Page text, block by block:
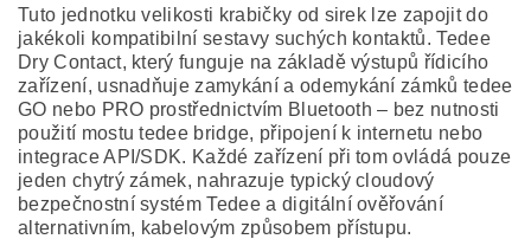
Tuto jednotku velikosti krabičky od sirek lze zapojit do
jakékoli kompatibilní sestavy suchých kontaktů. Tedee
Dry Contact, který funguje na základě výstupů řídicího
zařízení, usnadňuje zamykání a odemykání zámků tedee
GO nebo PRO prostřednictvím Bluetooth – bez nutnosti
použití mostu tedee bridge, připojení k internetu nebo
integrace API/SDK. Každé zařízení při tom ovládá pouze
jeden chytrý zámek, nahrazuje typický cloudový
bezpečnostní systém Tedee a digitální ověřování
alternativním, kabelovým způsobem přístupu.